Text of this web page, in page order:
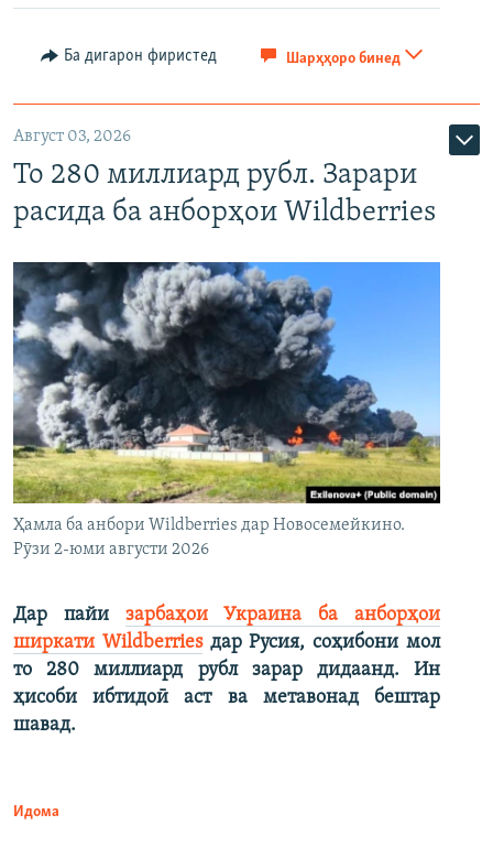
Ба дигарон фиристед Шарҳҳоро бинед
Август 03, 2026
То 280 миллиард рубл. Зарари
расида ба анборҳои Wildberries
Ҳамла ба анбори Wildberries дар Новосемейкино.
Рӯзи 2-юми августи 2026
Дар пайи зарбаҳои Украина ба анборҳои
ширкати Wildberriesдар Русия, соҳибони мол
то 280 миллиард рубл зарар дидаанд. Ин
ҳисоби ибтидоӣ аст ва метавонад бештар
шавад.
Идома